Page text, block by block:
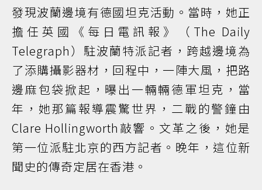
發現波蘭邊境有德國坦克活動。當時，她正
擔任英國《每日電訊報》（The Daily
Telegraph）駐波蘭特派記者，跨越邊境為
了添購攝影器材，回程中，一陣大風，把路
邊麻包袋掀起，曝出一輛輛德軍坦克，當
年，她那篇報導震驚世界，二戰的警鐘由
Clare Hollingworth敲響。文革之後，她是
第一位派駐北京的西方記者。晚年，這位新
聞史的傳奇定居在香港。